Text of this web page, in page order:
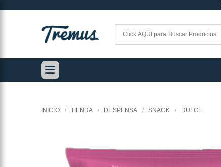
INICIO / TIENDA / DESPENSA / SNACK / DULCE